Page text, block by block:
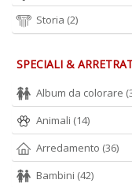
Storia (2)
SPECIALI &
Album da colorare
Animali (14)
Arredamento (36)
Bambini (42)